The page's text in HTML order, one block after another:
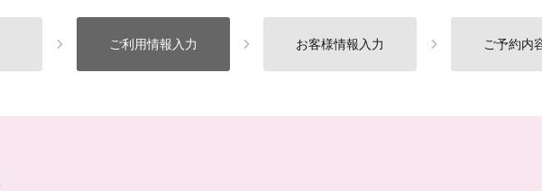
ご利用情報入力 お客様情報入力 ご予約内